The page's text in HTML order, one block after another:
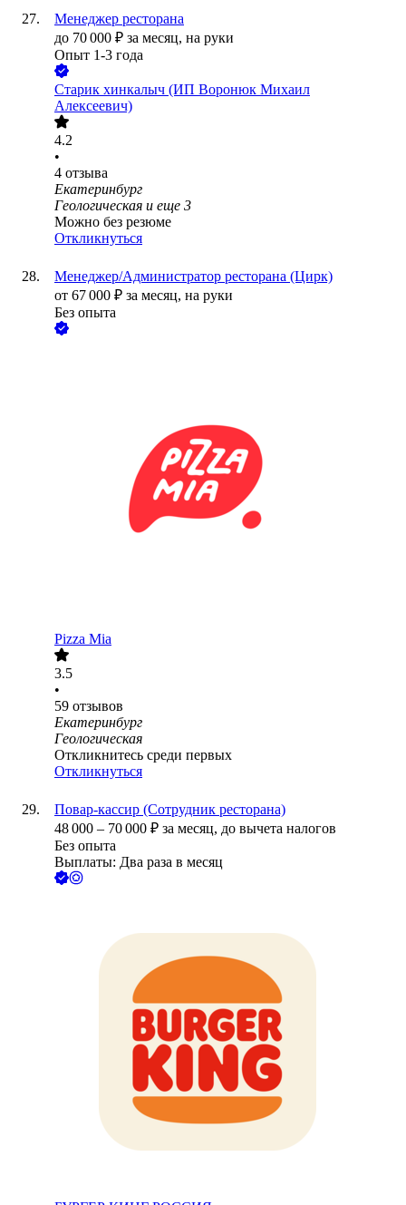
Менеджер ресторана
до 70 000 ₽ за месяц, на руки
Опыт 1-3 года
Старик хинкалыч (ИП Воронюк Михаил
Алексеевич)
4.2
•
4 отзыва
Екатеринбург
Геологическая и еще 3
Можно без резюме
Откликнуться
Менеджер/Администратор ресторана (Цирк)
от 67 000 ₽ за месяц, на руки
Без опыта
Pizza Mia
3.5
•
59 отзывов
Екатеринбург
Геологическая
Откликнитесь среди первых
Откликнуться
Повар-кассир (Сотрудник ресторана)
48 000 – 70 000 ₽ за месяц, до вычета налогов
Без опыта
Выплаты: Два раза в месяц